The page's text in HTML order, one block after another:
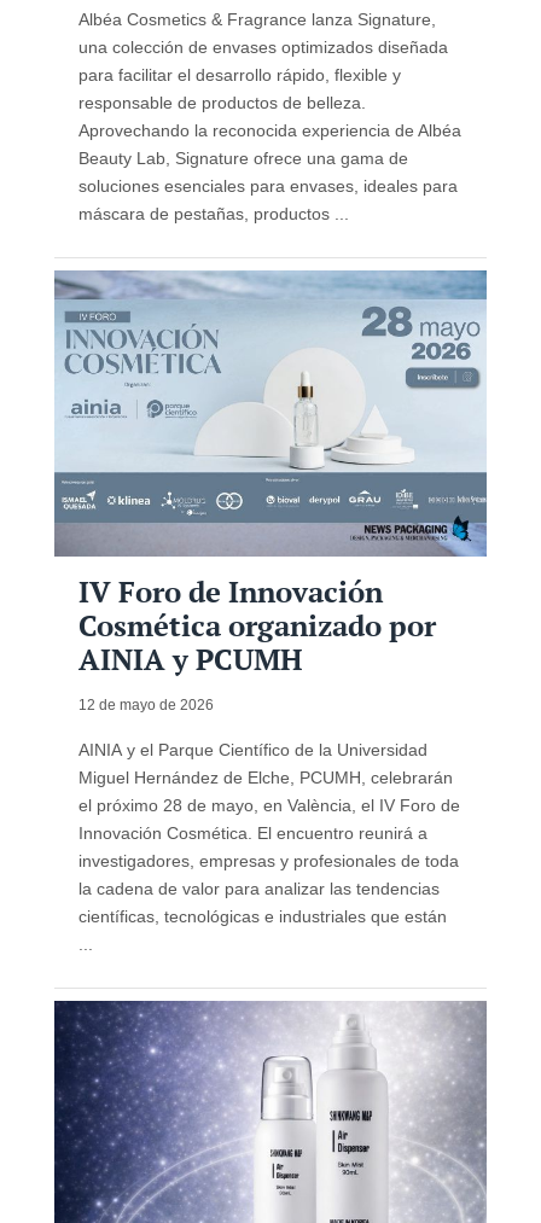
Albéa Cosmetics & Fragrance lanza Signature,
una colección de envases optimizados diseñada
para facilitar el desarrollo rápido, flexible y
responsable de productos de belleza.
Aprovechando la reconocida experiencia de Albéa
Beauty Lab, Signature ofrece una gama de
soluciones esenciales para envases, ideales para
máscara de pestañas, productos ...
IV Foro de Innovación
Cosmética organizado por
AINIA y PCUMH
12 de mayo de 2026
AINIA y el Parque Científico de la Universidad
Miguel Hernández de Elche, PCUMH, celebrarán
el próximo 28 de mayo, en València, el IV Foro de
Innovación Cosmética. El encuentro reunirá a
investigadores, empresas y profesionales de toda
la cadena de valor para analizar las tendencias
científicas, tecnológicas e industriales que están